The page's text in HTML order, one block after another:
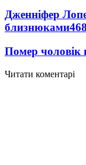
Дженніфер
близнюками
Помер чоловік
Читати коментарі